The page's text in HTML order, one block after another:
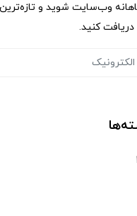
وب‌سایت شوید و
کنید.